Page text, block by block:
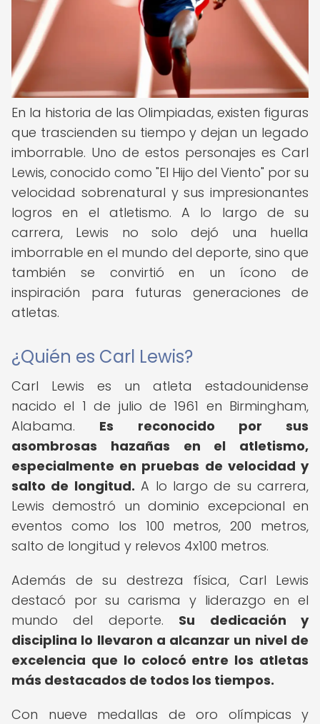
En la historia de las Olimpiadas, existen figuras
que trascienden su tiempo y dejan un legado
imborrable. Uno de estos personajes es Carl
Lewis, conocido como "El Hijo del Viento" por su
velocidad sobrenatural y sus impresionantes
logros en el atletismo. A lo largo de su
carrera, Lewis no solo dejó una huella
imborrable en el mundo del deporte, sino que
también se convirtió en un ícono de
inspiración para futuras generaciones de
atletas.
¿Quién es Carl Lewis?
Carl Lewis es un atleta estadounidense
nacido el 1 de julio de 1961 en Birmingham,
Alabama. Es reconocido por sus
asombrosas hazañas en el atletismo,
especialmente en pruebas de velocidad y
salto de longitud. A lo largo de su carrera,
Lewis demostró un dominio excepcional en
eventos como los 100 metros, 200 metros,
salto de longitud y relevos 4x100 metros.
Además de su destreza física, Carl Lewis
destacó por su carisma y liderazgo en el
mundo del deporte. Su dedicación y
disciplina lo llevaron a alcanzar un nivel de
excelencia que lo colocó entre los atletas
más destacados de todos los tiempos.
Con nueve medallas de oro olímpicas y